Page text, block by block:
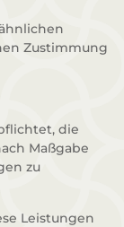
Zustimmung
die
Maßgabe
zu
Leistungen